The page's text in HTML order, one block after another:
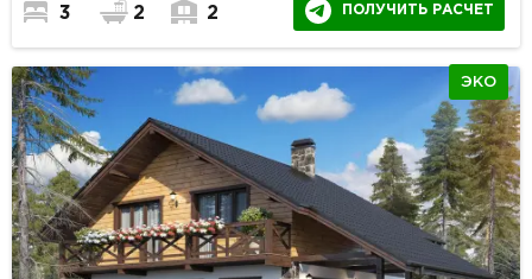
3 2 2 ПОЛУЧИТЬ РАСЧЕТ
ЭКО